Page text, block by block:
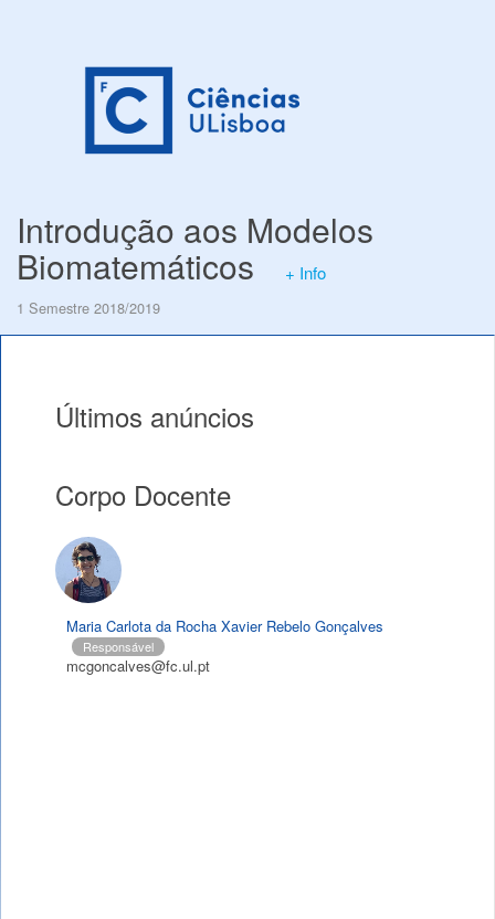
Introdução aos Modelos
Biomatemáticos + Info
1 Semestre 2018/2019
Últimos anúncios
Corpo Docente
Maria Carlota da Rocha Xavier Rebelo Gonçalves
Responsável
mcgoncalves@fc.ul.pt